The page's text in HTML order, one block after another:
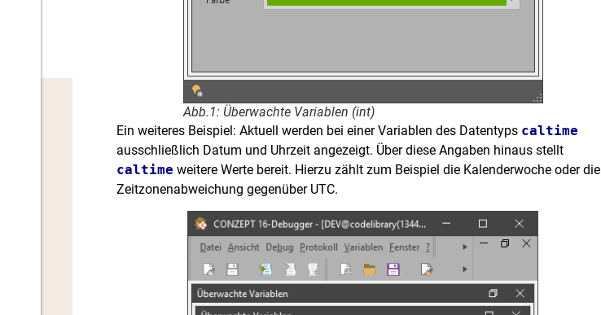
Abb.1: Überwachte Variablen (int)
Ein weiteres Beispiel: Aktuell werden bei einer Variablen des Datentyps caltime
ausschließlich Datum und Uhrzeit angezeigt. Über diese Angaben hinaus stellt
caltime weitere Werte bereit. Hierzu zählt zum Beispiel die Kalenderwoche oder die
Zeitzonenabweichung gegenüber UTC.